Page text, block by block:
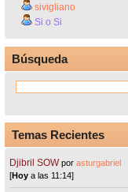
sivigliano
Si o Si
Búsqueda
Temas Recientes
Djibril SOW porasturgabriel
[Hoy a las 11:14]